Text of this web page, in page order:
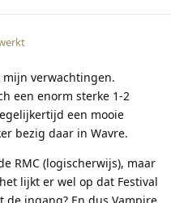
verwachtingen.
een enorm sterke 1-2
een mooie
bezig daar in Wavre.
RMC (logischerwijs), maar
lijkt er wel op dat Festival